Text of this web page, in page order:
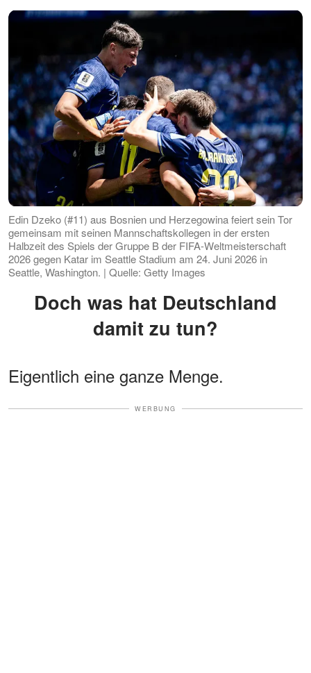
Edin Dzeko (#11) aus Bosnien und Herzegowina feiert sein Tor
gemeinsam mit seinen Mannschaftskollegen in der ersten
Halbzeit des Spiels der Gruppe B der FIFA-Weltmeisterschaft
2026 gegen Katar im Seattle Stadium am 24. Juni 2026 in
Seattle, Washington. | Quelle: Getty Images
Doch was hat Deutschland
damit zu tun?
Eigentlich eine ganze Menge.
WERBUNG